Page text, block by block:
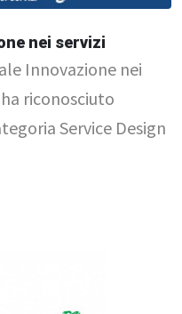
nei servizi
Innovazione nei
riconosciuto
Service Design